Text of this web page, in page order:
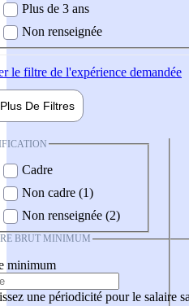
Plus de 3 ans
Non renseignée
le filtre de l'expérience demandée
Plus De Filtres
Cadre
Non cadre (1)
Non renseignée (2)
BRUT MINIMUM
minimum
une périodicité pour le salaire